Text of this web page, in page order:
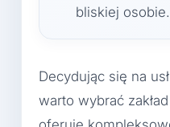
bliskiej osobie.
Decydując się na
warto wybrać